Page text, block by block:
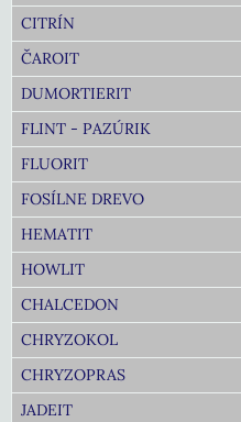
CITRÍN
ČAROIT
DUMORTIERIT
FLINT - PAZÚRIK
FLUORIT
FOSÍLNE DREVO
HEMATIT
HOWLIT
CHALCEDON
CHRYZOKOL
CHRYZOPRAS
JADEIT